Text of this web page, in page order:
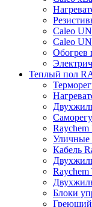
Caleo
Caleo
Обогрев
Теплый пол
Raychem
Уличные
Кабель
Raychem
Блоки
Греющий